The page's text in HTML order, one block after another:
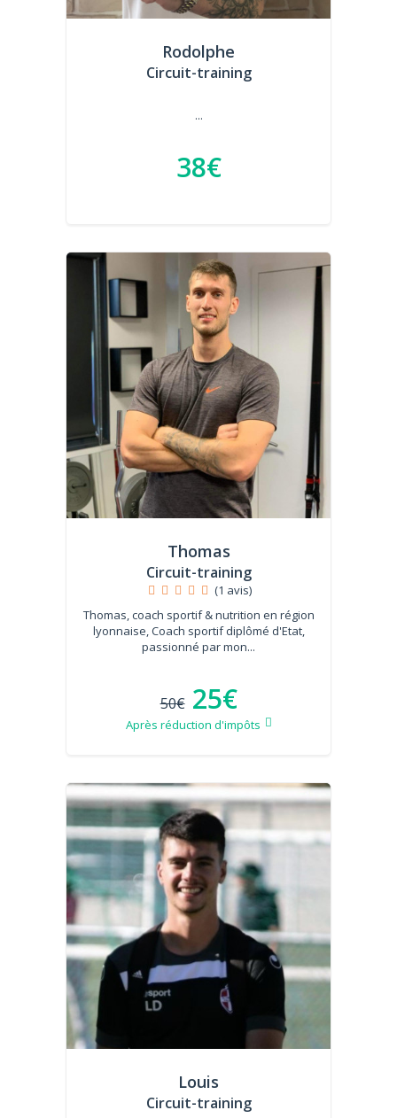
Rodolphe
Circuit-training
...
38€
Thomas
Circuit-training
(1 avis)
Thomas, coach sportif & nutrition en région
lyonnaise, Coach sportif diplômé d'Etat,
passionné par mon...
50€ 25€
Après réduction d'impôts
Louis
Circuit-training